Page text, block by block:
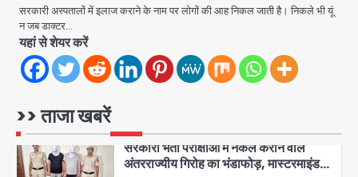
सरकारी अस्पतालों में इलाज कराने के नाम पर लोगों की आह निकल जाती है। निकले भी यूं
न जब डाक्टर…
यहां से शेयर करें
>> ताजा खबरें
1
माल की खरीद-फरोख्त करने वाले गिरोह का
भंडाफोड़
सरकारी भर्ती परीक्षाओं में नकल कराने वाले
अंतरराज्यीय गिरोह का भंडाफोड़, मास्टरमाइंड
समेत 7 गिरफ्तार